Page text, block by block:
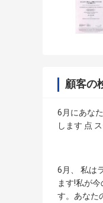
顧客の
6月にあな
します 点
6月、 私は
ます!私が
す。あなた